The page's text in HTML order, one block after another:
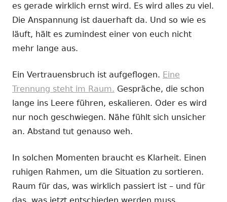
es gerade wirklich ernst wird. Es wird alles zu viel.
Die Anspannung ist dauerhaft da. Und so wie es
läuft, hält es zumindest einer von euch nicht
mehr lange aus.
Ein Vertrauensbruch ist aufgeflogen. Eine
Trennung steht im Raum. Gespräche, die schon
lange ins Leere führen, eskalieren. Oder es wird
nur noch geschwiegen. Nähe fühlt sich unsicher
an. Abstand tut genauso weh.
In solchen Momenten braucht es Klarheit. Einen
ruhigen Rahmen, um die Situation zu sortieren.
Raum für das, was wirklich passiert ist – und für